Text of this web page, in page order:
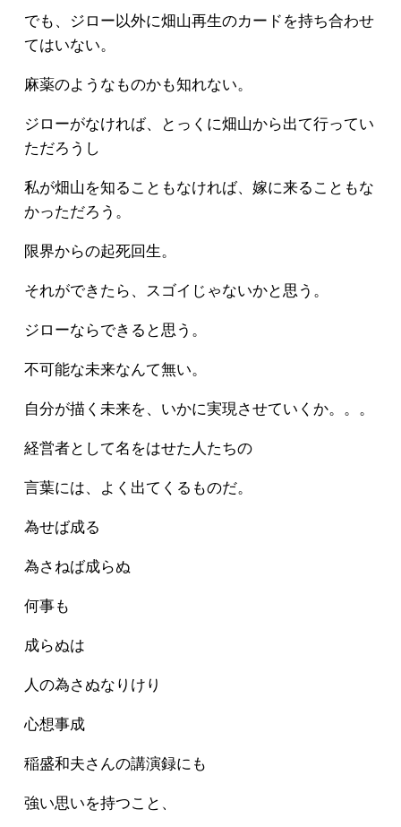
でも、ジロー以外に畑山再生のカードを持ち合わせ
てはいない。
麻薬のようなものかも知れない。
ジローがなければ、とっくに畑山から出て行ってい
ただろうし
私が畑山を知ることもなければ、嫁に来ることもな
かっただろう。
限界からの起死回生。
それができたら、スゴイじゃないかと思う。
ジローならできると思う。
不可能な未来なんて無い。
自分が描く未来を、いかに実現させていくか。。。
経営者として名をはせた人たちの
言葉には、よく出てくるものだ。
為せば成る
為さねば成らぬ
何事も
成らぬは
人の為さぬなりけり
心想事成
稲盛和夫さんの講演録にも
強い思いを持つこと、